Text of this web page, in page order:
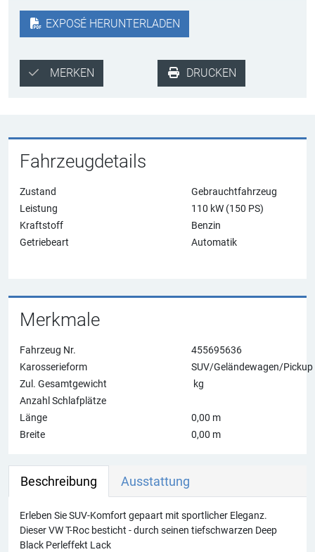
EXPOSÉ HERUNTERLADEN
MERKEN DRUCKEN
Beschreibung Ausstattung
Erleben Sie SUV-Komfort gepaart mit sportlicher Eleganz.
Dieser VW T-Roc besticht - durch seinen tiefschwarzen Deep
Black Perleffekt Lack
Fahrzeugdetails
Zustand
Gebrauchtfahrzeug
Leistung
110 kW (150 PS)
Kraftstoff
Benzin
Getriebeart
Automatik
Merkmale
Fahrzeug Nr.
455695636
Karosserieform
SUV/Geländewagen/Pickup
Zul. Gesamtgewicht
kg
Anzahl Schlafplätze
Länge
0,00 m
Breite
0,00 m